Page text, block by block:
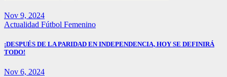
Nov 9, 2024
Actualidad Fútbol Femenino
¡DESPUÉS DE LA PARIDAD EN INDEPENDENCIA, HOY SE DEFINIRÁ
TODO!
Nov 6, 2024